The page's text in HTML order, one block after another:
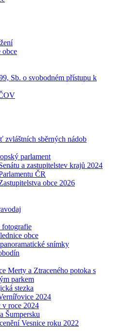
obce
Sb. o svobodném přístupu k
zvláštních sběrných nádob
parlament
a zastupitelstev krajů 2024
ČR
obce 2026
obce
snímky
Merty a Ztraceného potoka s
parkem
stezka
2024
v roce 2024
Šumpersku
Vesnice roku 2022